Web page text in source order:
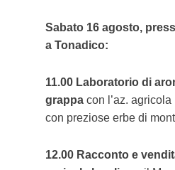
Sabato 16 agosto,
a Tonadico:
11.00 Laboratorio di
grappa con l’az.
con preziose erbe di
12.00 Racconto e